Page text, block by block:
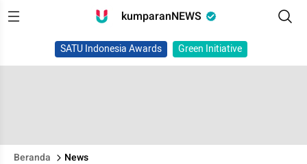
kumparanNEWS
SATU Indonesia Awards Green Initiative
Beranda News